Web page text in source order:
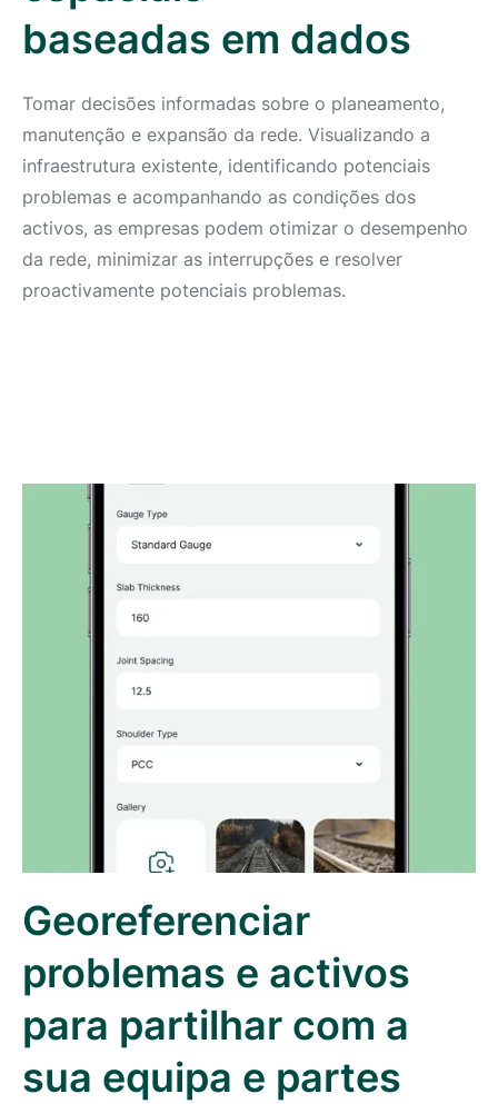
baseadas em dados
Tomar decisões informadas sobre o planeamento,
manutenção e expansão da rede. Visualizando a
infraestrutura existente, identificando potenciais
problemas e acompanhando as condições dos
activos, as empresas podem otimizar o desempenho
da rede, minimizar as interrupções e resolver
proactivamente potenciais problemas.
Georeferenciar
problemas e activos
para partilhar com a
sua equipa e partes